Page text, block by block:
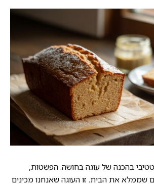
בהכנה של עוגה בחושה. הפשטות,
שממלא את הבית. זו העוגה שאנחנו מכינים